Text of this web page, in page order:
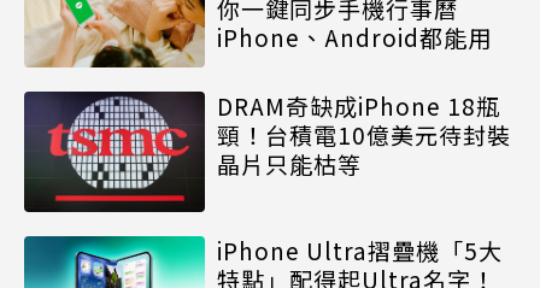
你一鍵同步手機行事曆
iPhone、Android都能用
DRAM奇缺成iPhone 18瓶
頸！台積電10億美元待封裝
晶片只能枯等
iPhone Ultra摺疊機「5大
特點」配得起Ultra名字！